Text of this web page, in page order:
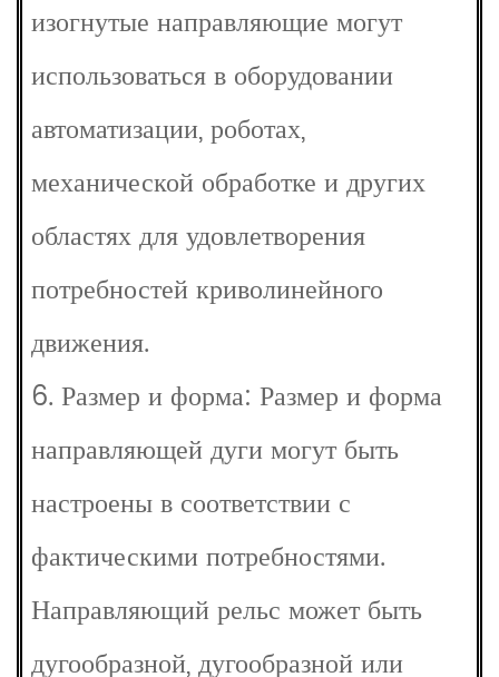
изогнутые направляющие могут
использоваться в оборудовании
автоматизации, роботах,
механической обработке и других
областях для удовлетворения
потребностей криволинейного
движения.
6. Размер и форма: Размер и форма
направляющей дуги могут быть
настроены в соответствии с
фактическими потребностями.
Направляющий рельс может быть
дугообразной, дугообразной или